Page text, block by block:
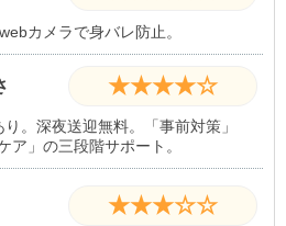
カメラで身バレ防止。
★★★★☆
。深夜送迎無料。「事前対策」
ア」の三段階サポート。
★★★☆☆